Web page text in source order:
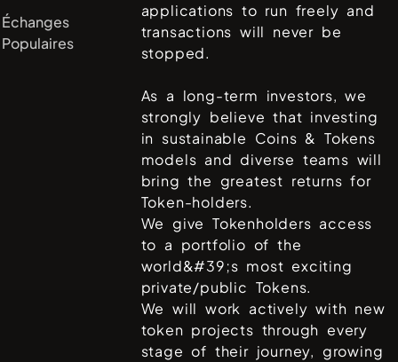
Échanges
Populaires
applications to run freely and
transactions will never be
stopped.
As a long-term investors, we
strongly believe that investing
in sustainable Coins & Tokens
models and diverse teams will
bring the greatest returns for
Token-holders.
We give Tokenholders access
to a portfolio of the
world&#39;s most exciting
private/public Tokens.
We will work actively with new
token projects through every
stage of their journey, growing